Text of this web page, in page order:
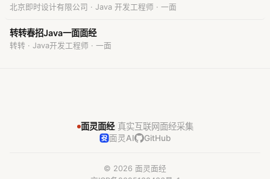
北京即时设计有限公司 · Java 开发工程师 · 一面
转转春招Java一面面经
转转 · Java开发工程师 · 一面
面灵面经/ 真实互联网面经采集
面灵AI GitHub
© 2026 面灵面经